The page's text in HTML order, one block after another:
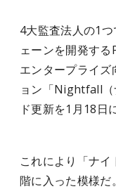
4大監査法人の1
ェーンを開発する
エンタープライ
ョン「Nightfall（
ド更新を1月18日
これにより
「ナ
階に入った模様だ。